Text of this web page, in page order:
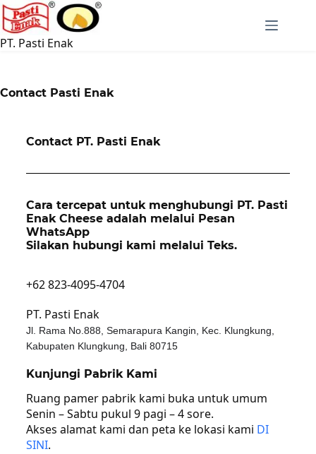
PT. Pasti Enak
Contact Pasti Enak
Contact PT. Pasti Enak
Cara tercepat untuk menghubungi PT. Pasti
Enak Cheese adalah melalui Pesan
WhatsApp
Silakan hubungi kami melalui Teks.
+62 823-4095-4704
PT. Pasti Enak
Jl. Rama No.888, Semarapura Kangin, Kec. Klungkung,
Kabupaten Klungkung, Bali 80715
Kunjungi Pabrik Kami
Ruang pamer pabrik kami buka untuk umum
Senin – Sabtu pukul 9 pagi – 4 sore.
Akses alamat kami dan peta ke lokasi kami DI
SINI.